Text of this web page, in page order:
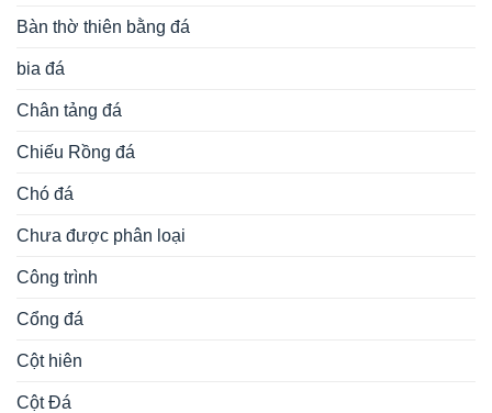
Bàn thờ thiên bằng đá
bia đá
Chân tảng đá
Chiếu Rồng đá
Chó đá
Chưa được phân loại
Công trình
Cổng đá
Cột hiên
Cột Đá